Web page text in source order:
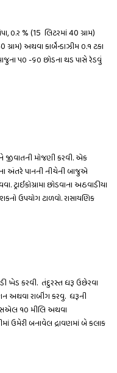
૦.ર % (15 લિટરમાં 40 ગ્રામ)
અથવા કાર્બેન્ડાઝીમ ૦.૧ ટકા
૫૦ -૬૦ છોડના થડ પાસે રેડવું
જીવાતની મોજણી કરવી. એક
અંતરે પાનની નીચેની બાજુએ
ટ્રાઈકોગ્રામા છોડવાના અઠવાડીયા
ઉપયોગ ટાળવો. રાસાયણિક
ખેડ કરવી. તંદુરસ્ત ધરૂ ઉછેરવા
અથવા રાબીંગ કરવુ. ધરૂની
૧૦ મીલિ અથવા
ઉમેરી બનાવેલ દ્રાવણમાં બે કલાક